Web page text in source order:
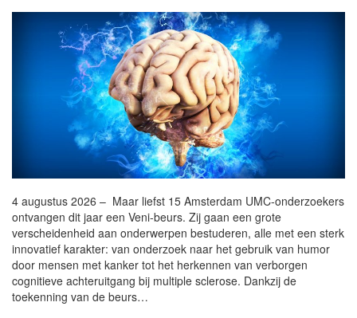
4 augustus 2026 – Maar liefst 15 Amsterdam UMC-onderzoekers
ontvangen dit jaar een Veni-beurs. Zij gaan een grote
verscheidenheid aan onderwerpen bestuderen, alle met een sterk
innovatief karakter: van onderzoek naar het gebruik van humor
door mensen met kanker tot het herkennen van verborgen
cognitieve achteruitgang bij multiple sclerose. Dankzij de
toekenning van de beurs…